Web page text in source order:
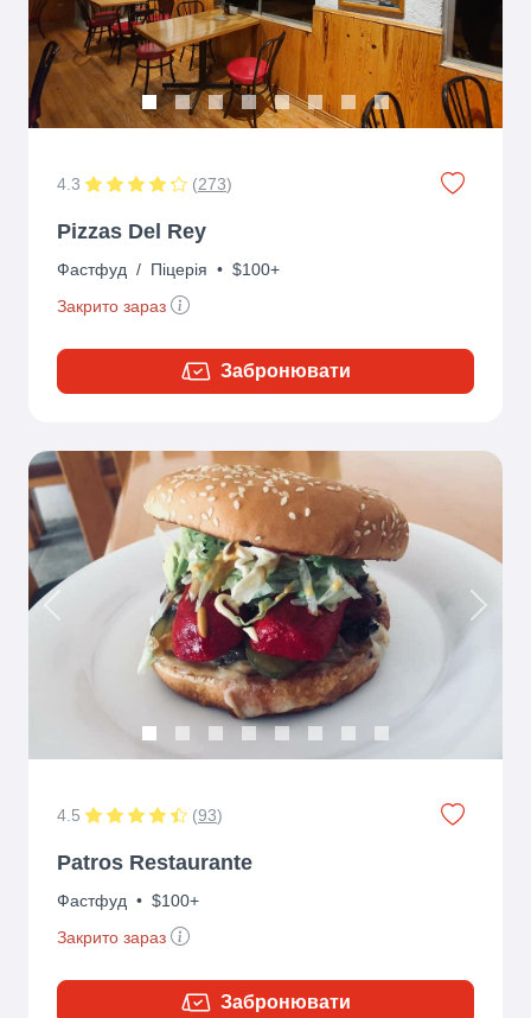
4.3 (273)
Pizzas Del Rey
Фастфуд / Піцерія • $100+
Закрито зараз
Забронювати
Previous Next
4.5 (93)
Patros Restaurante
Фастфуд • $100+
Закрито зараз
Забронювати